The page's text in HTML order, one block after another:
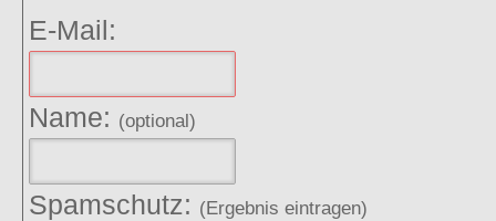
E-Mail:
Name: (optional)
Spamschutz: (Ergebnis eintragen)